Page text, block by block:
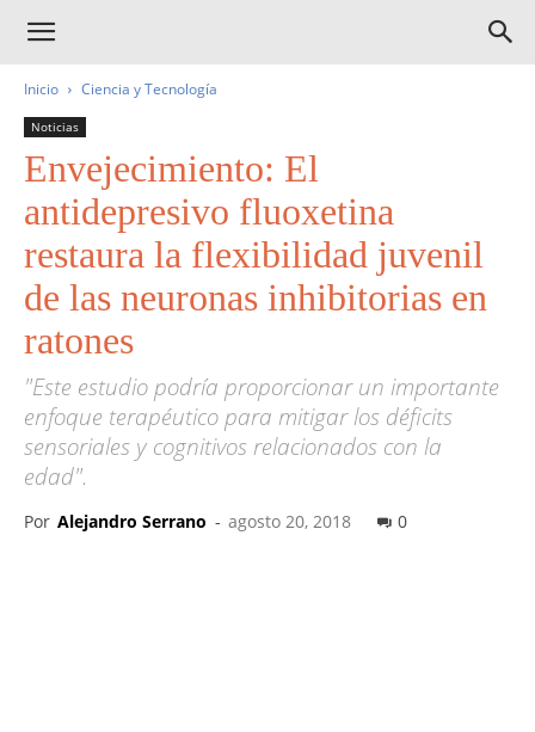
Inicio Ciencia y Tecnología
Noticias
Envejecimiento: El
antidepresivo fluoxetina
restaura la flexibilidad juvenil
de las neuronas inhibitorias en
ratones
"Este estudio podría proporcionar un importante
enfoque terapéutico para mitigar los déficits
sensoriales y cognitivos relacionados con la
edad".
Por Alejandro Serrano - agosto 20, 2018 0